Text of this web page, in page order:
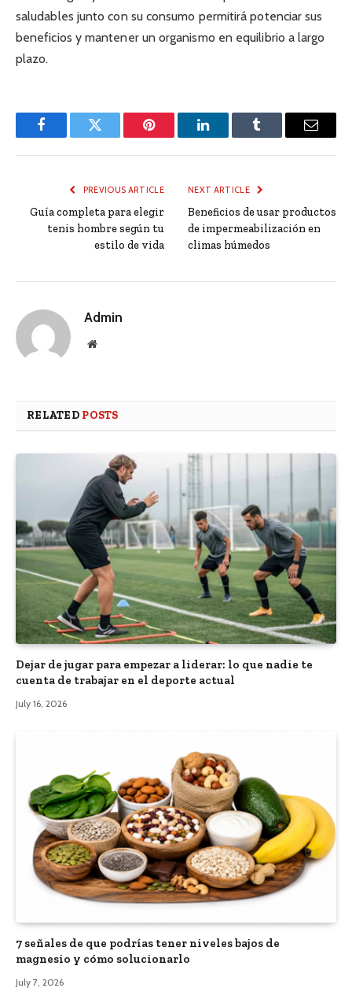
saludables junto con su consumo permitirá potenciar sus
beneficios y mantener un organismo en equilibrio a largo
plazo.
FacebookTwitter Pinterest LinkedInTumblr Email
PREVIOUS ARTICLE
Guía completa para elegir
tenis hombre según tu
estilo de vida
NEXT ARTICLE
Beneficios de usar productos
de impermeabilización en
climas húmedos
Admin
Website
RELATED POSTS
Dejar de jugar para empezar a liderar: lo que nadie te
cuenta de trabajar en el deporte actual
July 16, 2026
7 señales de que podrías tener niveles bajos de
magnesio y cómo solucionarlo
July 7, 2026